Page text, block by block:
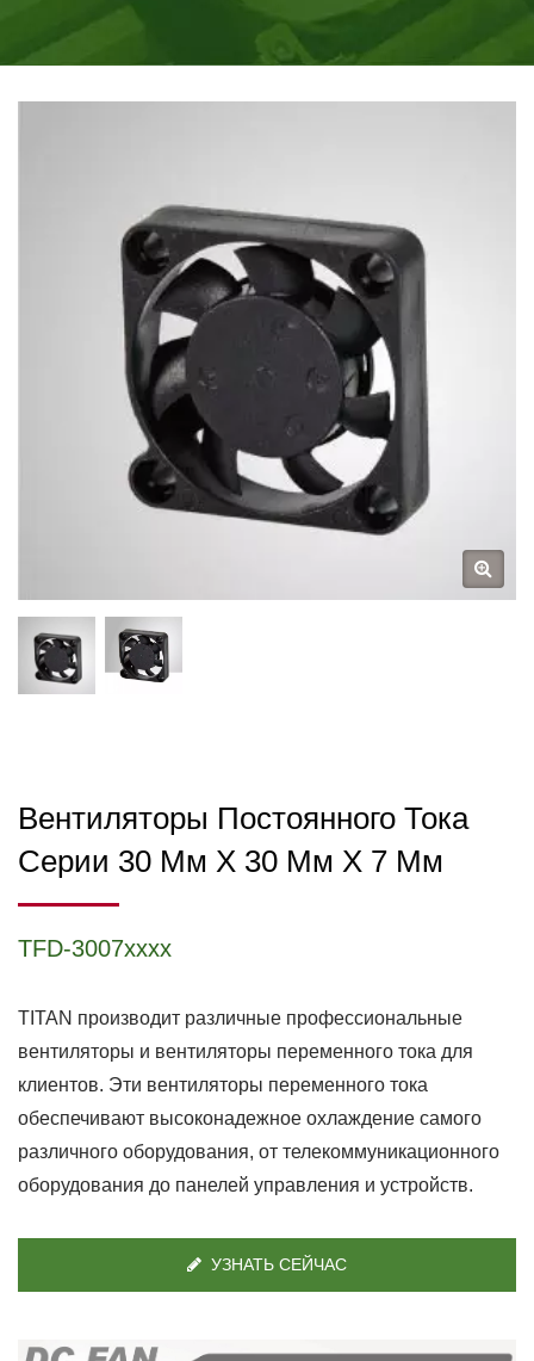
необходимостью в процессоре охлаждении.
Вентиляторы Постоянного Тока
Серии 30 Мм X 30 Мм X 7 Мм
TFD-3007xxxx
TITAN производит различные профессиональные
вентиляторы и вентиляторы переменного тока для
клиентов. Эти вентиляторы переменного тока
обеспечивают высоконадежное охлаждение самого
различного оборудования, от телекоммуникационного
оборудования до панелей управления и устройств.
УЗНАТЬ СЕЙЧАС